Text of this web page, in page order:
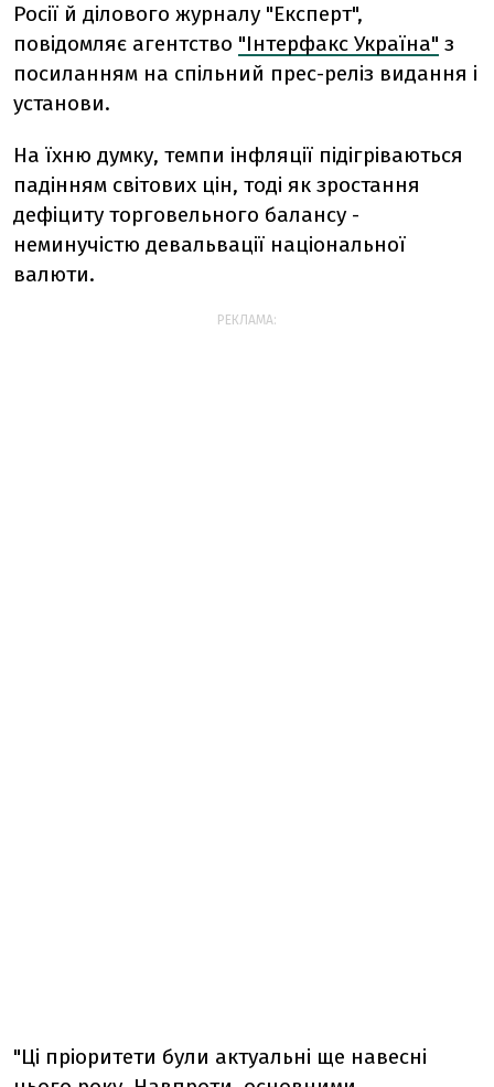
Росії й ділового журналу "Експерт",
повідомляє агентство "Інтерфакс Україна" з
посиланням на спільний прес-реліз видання і
установи.
На їхню думку, темпи інфляції підігріваються
падінням світових цін, тоді як зростання
дефіциту торговельного балансу -
неминучістю девальвації національної
валюти.
РЕКЛАМА:
"Ці пріоритети були актуальні ще навесні